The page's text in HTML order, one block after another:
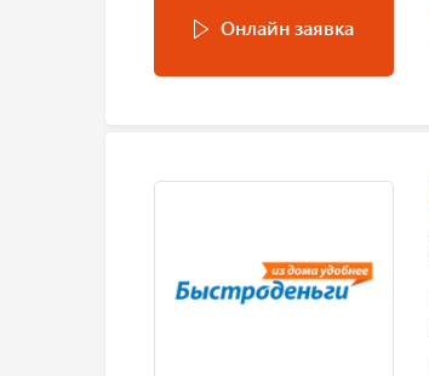
Онлайн заявка